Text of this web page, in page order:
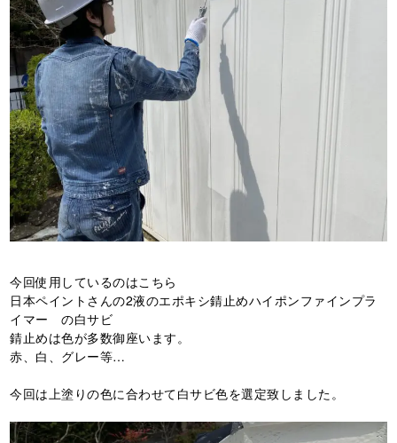
今回使用しているのはこちら
日本ペイントさんの2液のエポキシ錆止めハイポンファインプラ
イマー の白サビ
錆止めは色が多数御座います。
赤、白、グレー等…
今回は上塗りの色に合わせて白サビ色を選定致しました。